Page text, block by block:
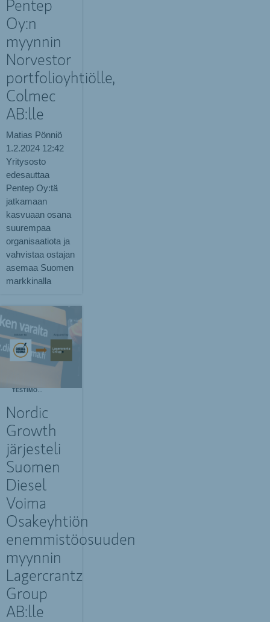
Pentep
Oy:n
myynnin
Norvestor
portfolioyhtiölle,
Colmec
AB:lle
Matias Pönniö
1.2.2024 12:42
Yritysosto
edesauttaa
Pentep Oy:tä
jatkamaan
kasvuaan osana
suurempaa
organisaatiota ja
vahvistaa ostajan
asemaa Suomen
markkinalla
TESTIMONIALS
Nordic
Growth
järjesteli
Suomen
Diesel
Voima
Osakeyhtiön
enemmistöosuuden
myynnin
Lagercrantz
Group
AB:lle